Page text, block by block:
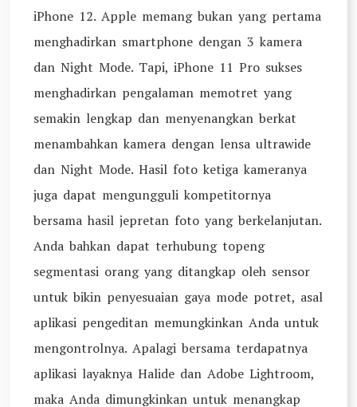
iPhone 12. Apple memang bukan yang pertama
menghadirkan smartphone dengan 3 kamera
dan Night Mode. Tapi, iPhone 11 Pro sukses
menghadirkan pengalaman memotret yang
semakin lengkap dan menyenangkan berkat
menambahkan kamera dengan lensa ultrawide
dan Night Mode. Hasil foto ketiga kameranya
juga dapat mengungguli kompetitornya
bersama hasil jepretan foto yang berkelanjutan.
Anda bahkan dapat terhubung topeng
segmentasi orang yang ditangkap oleh sensor
untuk bikin penyesuaian gaya mode potret, asal
aplikasi pengeditan memungkinkan Anda untuk
mengontrolnya. Apalagi bersama terdapatnya
aplikasi layaknya Halide dan Adobe Lightroom,
maka Anda dimungkinkan untuk menangkap